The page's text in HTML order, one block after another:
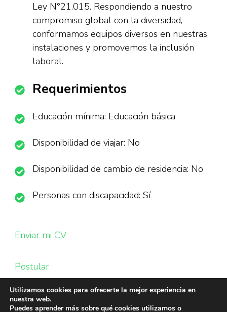
Ley N°21.015. Respondiendo a nuestro
compromiso global con la diversidad,
conformamos equipos diversos en nuestras
instalaciones y promovemos la inclusión
laboral.
Requerimientos
Educación mínima: Educación básica
Disponibilidad de viajar: No
Disponibilidad de cambio de residencia: No
Personas con discapacidad: Sí
Enviar mi CV
Postular
Utilizamos cookies para ofrecerte la mejor experiencia en
nuestra web.
Puedes aprender más sobre qué cookies utilizamos o